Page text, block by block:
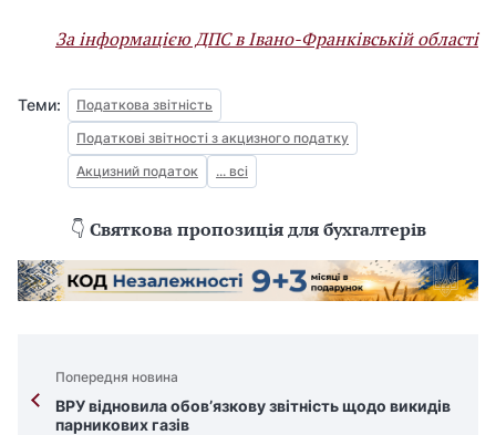
За інформацією ДПС в Івано-Франківській області
Теми:
Податкова звітність
Податкові звітності з акцизного податку
Акцизний податок
... всі
👇 Святкова пропозиція для бухгалтерів
Попередня новина
ВРУ відновила обов’язкову звітність щодо викидів
парникових газів